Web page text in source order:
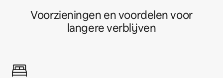
Voorzieningen en voordelen voor
langere verblijven